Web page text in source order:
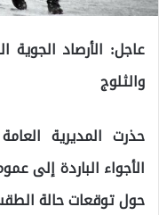
عاجل: الأرصاد الجوية
والثلوج
حذرت المديرية
الأجواء الباردة إلى
حول توقعات حالة